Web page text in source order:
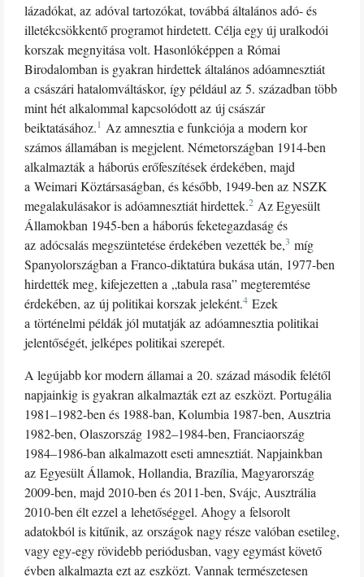
lázadókat, az adóval tartozókat, továbbá általános adó- és
illetékcsökkentő programot hirdetett. Célja egy új uralkodói
korszak megnyitása volt. Hasonlóképpen a Római
Birodalomban is gyakran hirdettek általános adóamnesztiát
a császári hatalomváltáskor, így például az 5. században több
mint hét alkalommal kapcsolódott az új császár
beiktatásához.1 Az amnesztia e funkciója a modern kor
számos államában is megjelent. Németországban 1914-ben
alkalmazták a háborús erőfeszítések érdekében, majd
a Weimari Köztársaságban, és később, 1949-ben az NSZK
megalakulásakor is adóamnesztiát hirdettek.2 Az Egyesült
Államokban 1945-ben a háborús feketegazdaság és
az adócsalás megszüntetése érdekében vezették be,3 míg
Spanyolországban a Franco-diktatúra bukása után, 1977-ben
hirdették meg, kifejezetten a „tabula rasa” megteremtése
érdekében, az új politikai korszak jeleként.4 Ezek
a történelmi példák jól mutatják az adóamnesztia politikai
jelentőségét, jelképes politikai szerepét.
A legújabb kor modern államai a 20. század második felétől
napjainkig is gyakran alkalmazták ezt az eszközt. Portugália
1981–1982-ben és 1988-ban, Kolumbia 1987-ben, Ausztria
1982-ben, Olaszország 1982–1984-ben, Franciaország
1984–1986-ban alkalmazott eseti amnesztiát. Napjainkban
az Egyesült Államok, Hollandia, Brazília, Magyarország
2009-ben, majd 2010-ben és 2011-ben, Svájc, Ausztrália
2010-ben élt ezzel a lehetőséggel. Ahogy a felsorolt
adatokból is kitűnik, az országok nagy része valóban esetileg,
vagy egy-egy rövidebb periódusban, vagy egymást követő
évben alkalmazta ezt az eszközt. Vannak természetesen